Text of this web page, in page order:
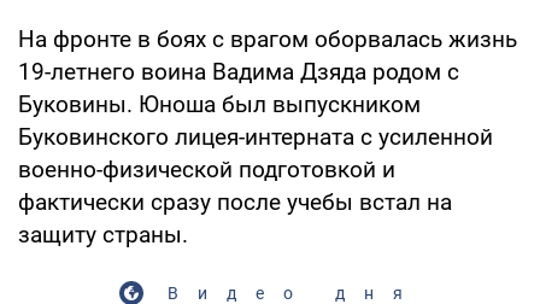
На фронте в боях с врагом оборвалась жизнь
19-летнего воина Вадима Дзяда родом с
Буковины. Юноша был выпускником
Буковинского лицея-интерната с усиленной
военно-физической подготовкой и
фактически сразу после учебы встал на
защиту страны.
Видео дня